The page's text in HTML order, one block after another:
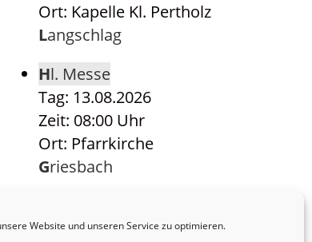
Website und unseren Service zu optimieren.
Ort: Kapelle Kl. Pertholz
Langschlag
Hl. Messe
Tag: 13.08.2026
Zeit: 08:00 Uhr
Ort: Pfarrkirche
Griesbach
Tag: 14.08.2026